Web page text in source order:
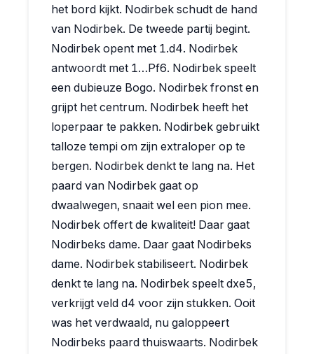
het bord kijkt. Nodirbek schudt de hand
van Nodirbek. De tweede partij begint.
Nodirbek opent met 1.d4. Nodirbek
antwoordt met 1…Pf6. Nodirbek speelt
een dubieuze Bogo. Nodirbek fronst en
grijpt het centrum. Nodirbek heeft het
loperpaar te pakken. Nodirbek gebruikt
talloze tempi om zijn extraloper op te
bergen. Nodirbek denkt te lang na. Het
paard van Nodirbek gaat op
dwaalwegen, snaait wel een pion mee.
Nodirbek offert de kwaliteit! Daar gaat
Nodirbeks dame. Daar gaat Nodirbeks
dame. Nodirbek stabiliseert. Nodirbek
denkt te lang na. Nodirbek speelt dxe5,
verkrijgt veld d4 voor zijn stukken. Ooit
was het verdwaald, nu galoppeert
Nodirbeks paard thuiswaarts. Nodirbek